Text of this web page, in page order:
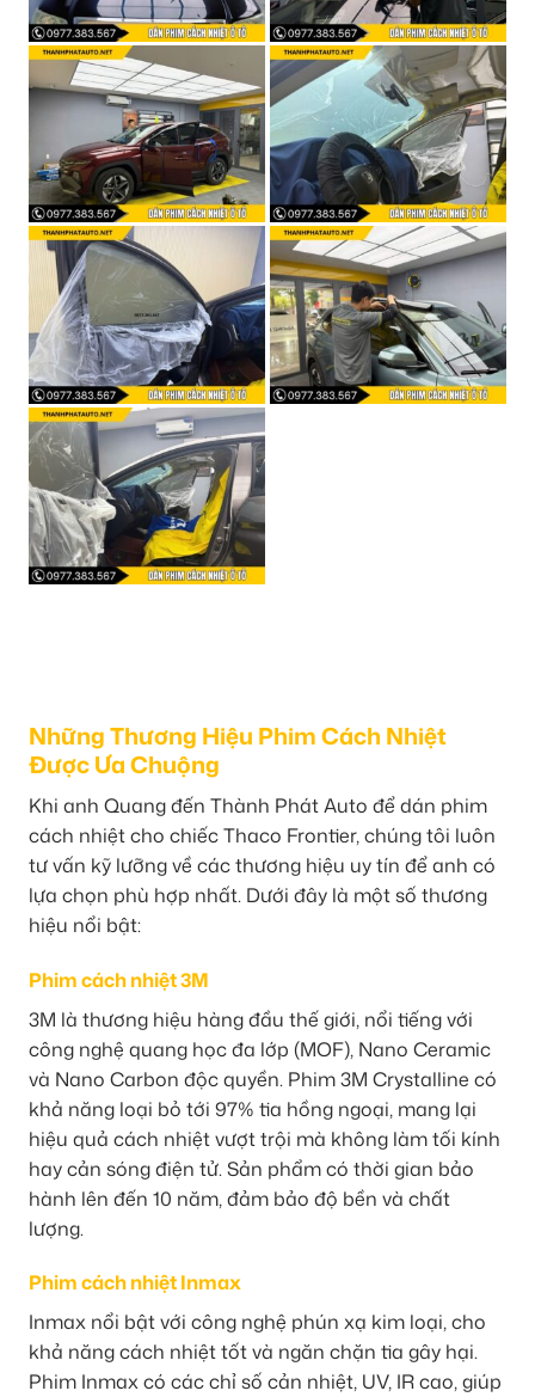
Những Thương Hiệu Phim Cách Nhiệt
Được Ưa Chuộng
Khi anh Quang đến Thành Phát Auto để dán phim
cách nhiệt cho chiếc Thaco Frontier, chúng tôi luôn
tư vấn kỹ lưỡng về các thương hiệu uy tín để anh có
lựa chọn phù hợp nhất. Dưới đây là một số thương
hiệu nổi bật:
Phim cách nhiệt 3M
3M là thương hiệu hàng đầu thế giới, nổi tiếng với
công nghệ quang học đa lớp (MOF), Nano Ceramic
và Nano Carbon độc quyền. Phim 3M Crystalline có
khả năng loại bỏ tới 97% tia hồng ngoại, mang lại
hiệu quả cách nhiệt vượt trội mà không làm tối kính
hay cản sóng điện tử. Sản phẩm có thời gian bảo
hành lên đến 10 năm, đảm bảo độ bền và chất
lượng.
Phim cách nhiệt Inmax
Inmax nổi bật với công nghệ phún xạ kim loại, cho
khả năng cách nhiệt tốt và ngăn chặn tia gây hại.
Phim Inmax có các chỉ số cản nhiệt, UV, IR cao, giúp